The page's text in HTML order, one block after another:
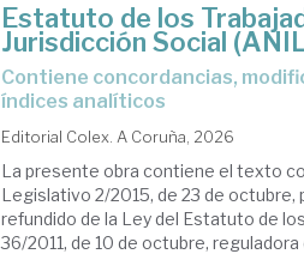
Estatuto de los
Jurisdicción Social
Contiene concordancias, modificaciones resaltadas e
índices analíticos
Editorial Colex. A Coruña, 2026
La presente obra contiene el texto
Legislativo 2/2015, de 23 de octubre,
refundido de la Ley del Estatuto de
36/2011, de 10 de octubre, reguladora